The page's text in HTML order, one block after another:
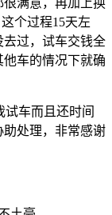
满意，再加上换
个过程15天左
过，试车交钱全
车的情况下就确
试车而且还时间
处理，非常感谢